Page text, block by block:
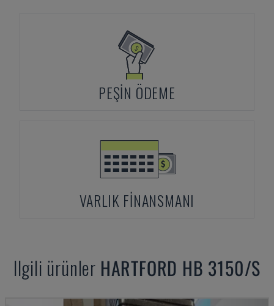
PEŞIN ÖDEME
VARLIK FINANSMANI
Ilgili ürünler HARTFORD HB 3150/S